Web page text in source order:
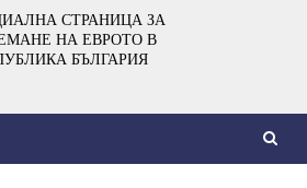
СТРАНИЦА ЗА
НА ЕВРОТО В
БЪЛГАРИЯ